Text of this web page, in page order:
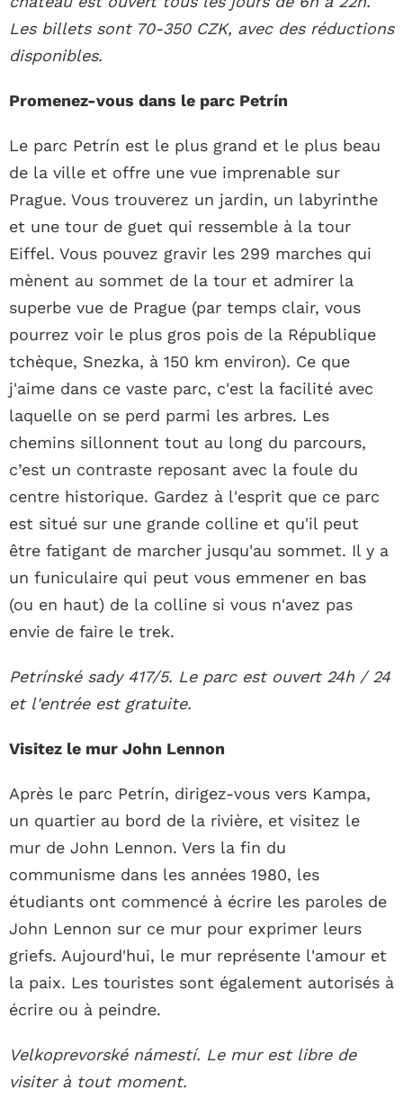
Les billets sont 70-350 CZK, avec des réductions
disponibles.
Promenez-vous dans le parc Petrín
Le parc Petrín est le plus grand et le plus beau
de la ville et offre une vue imprenable sur
Prague. Vous trouverez un jardin, un labyrinthe
et une tour de guet qui ressemble à la tour
Eiffel. Vous pouvez gravir les 299 marches qui
mènent au sommet de la tour et admirer la
superbe vue de Prague (par temps clair, vous
pourrez voir le plus gros pois de la République
tchèque, Snezka, à 150 km environ). Ce que
j'aime dans ce vaste parc, c'est la facilité avec
laquelle on se perd parmi les arbres. Les
chemins sillonnent tout au long du parcours,
c’est un contraste reposant avec la foule du
centre historique. Gardez à l'esprit que ce parc
est situé sur une grande colline et qu'il peut
être fatigant de marcher jusqu'au sommet. Il y a
un funiculaire qui peut vous emmener en bas
(ou en haut) de la colline si vous n'avez pas
envie de faire le trek.
Petrínské sady 417/5. Le parc est ouvert 24h / 24
et l'entrée est gratuite.
Visitez le mur John Lennon
Après le parc Petrín, dirigez-vous vers Kampa,
un quartier au bord de la rivière, et visitez le
mur de John Lennon. Vers la fin du
communisme dans les années 1980, les
étudiants ont commencé à écrire les paroles de
John Lennon sur ce mur pour exprimer leurs
griefs. Aujourd'hui, le mur représente l'amour et
la paix. Les touristes sont également autorisés à
écrire ou à peindre.
Velkoprevorské námestí. Le mur est libre de
visiter à tout moment.